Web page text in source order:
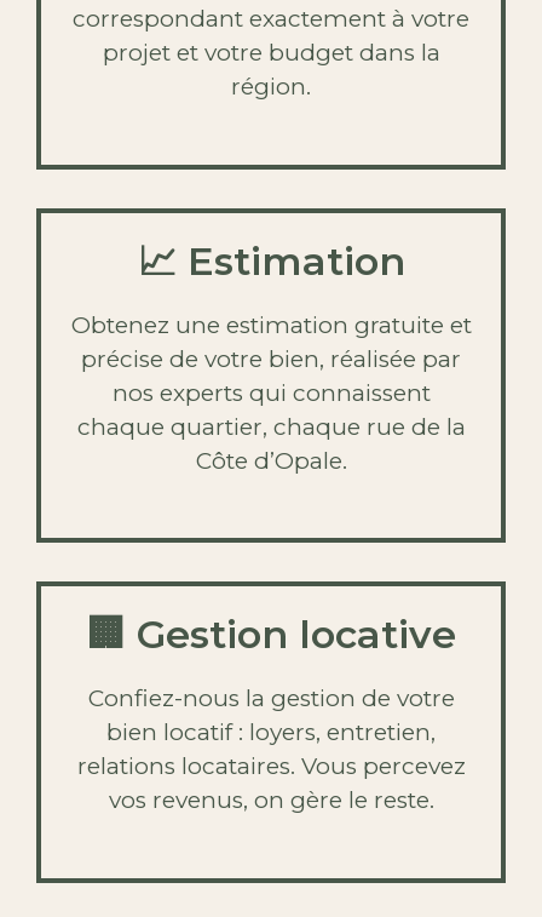
correspondant exactement à votre
projet et votre budget dans la
région.
📈 Estimation
Obtenez une estimation gratuite et
précise de votre bien, réalisée par
nos experts qui connaissent
chaque quartier, chaque rue de la
Côte d’Opale.
🏢 Gestion locative
Confiez-nous la gestion de votre
bien locatif : loyers, entretien,
relations locataires. Vous percevez
vos revenus, on gère le reste.